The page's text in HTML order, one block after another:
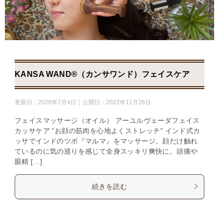
KANSA WAND®（カンサワンド）フェイスケア
更新日： 2026年7月4日 公開日： 2022年11月26日
フェイスマッサージ（オイル） アーユルヴェーダフェイス
カッサケア ”お顔の筋肉を心地よくストレッチ” インド式カ
ッサでインドのツボ『マルマ』をマッサージ。顔だけ触れ
ているのに気の巡りを感じて全身スッキリ爽快に。頭痛や
眼精 […]
続きを読む